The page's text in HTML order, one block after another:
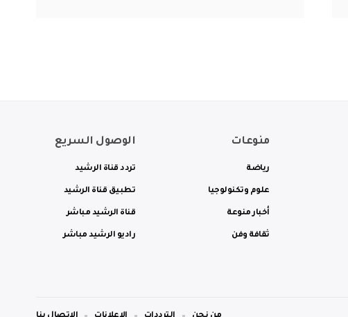
منوعات
رياضة
علوم وتكنولوجيا
أخبار منوعة
ثقافة وفن
الوصول السريع
تردد قناة الرشيد
تطبيق قناة الرشيد
قناة الرشيد مباشر
راديو الرشيد مباشر